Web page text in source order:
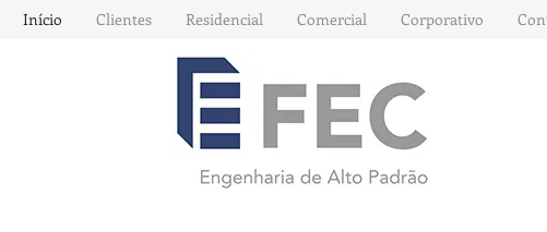
Início Clientes Residencial Comercial Corporativo